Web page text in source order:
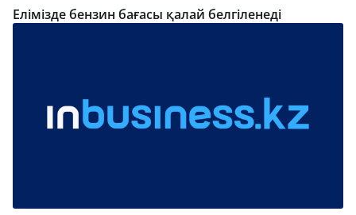
Елімізде бензин бағасы қалай белгіленеді